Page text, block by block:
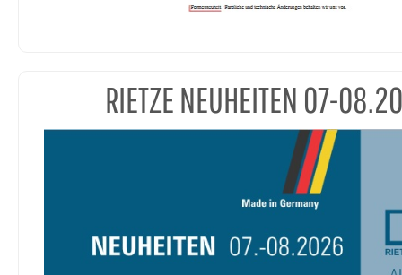
RIETZE NEUHEITEN 07-